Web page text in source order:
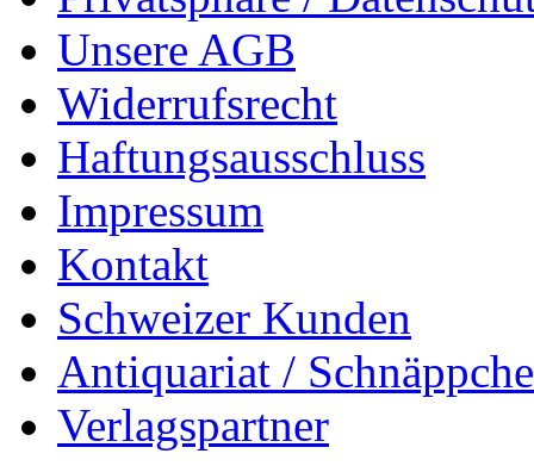
Unsere AGB
Widerrufsrecht
Haftungsausschluss
Impressum
Kontakt
Schweizer Kunden
Antiquariat /
Verlagspartner